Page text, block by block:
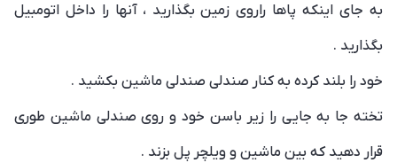
به جای اینکه پاها راروی زمین بگذارید ، آنها را داخل اتومبیل
بگذارید .
خود را بلند کرده به کنار صندلی صندلی ماشین بکشید .
تخته جا به جایی را زیر باسن خود و روی صندلی ماشین طوری
قرار دهید که بین ماشین و ویلچر پل بزند .